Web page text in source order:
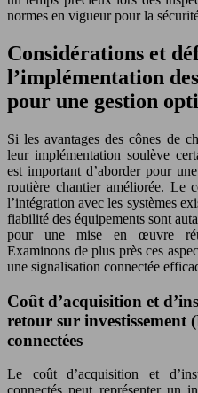
normes en vigueur pour la
Considérations et
l’implémentation
pour une gestion
Si les avantages des cônes de
leur implémentation soulève
est important d’aborder pour
routière chantier améliorée. Le
l’intégration avec les systèmes
fiabilité des équipements sont
pour une mise en œuvre
Examinons de plus près ces
une signalisation connectée
Coût d’acquisition et
retour sur investissement
connectées
Le coût d’acquisition et